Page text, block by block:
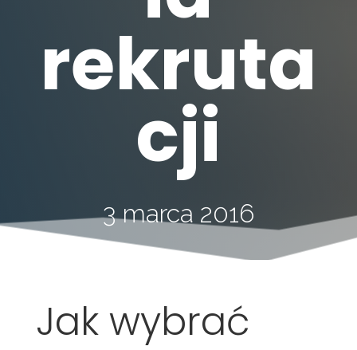
rekruta
cji
3 marca 2016
Jak wybrać